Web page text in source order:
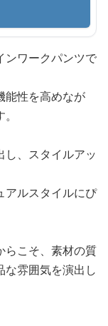
ンワークパンツで
能性を高めなが
し、スタイルアッ
アルスタイルにぴ
らこそ、素材の質
な雰囲気を演出し